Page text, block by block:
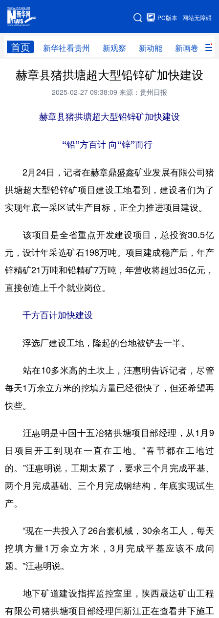
网站无障碍
PC版本
首页 新华社看贵州 新观察 新动能 新画卷
网站地图
新华社看贵州 新观察 新动能 新画卷
贵州领导 人事
访谈 直播
融媒联播 贵阳 遵义 安顺
六盘水 毕节 铜仁 黔东南
地方频道
北京 天津 河北 山西
浙江 安徽
山东 河南 湖北
多语种频道
English Español Français عربى
赫章县猪拱塘超大型铅锌矿加快建设
2025-02-27 09:38:09 来源：贵州日报
赫章县猪拱塘超大型铅锌矿加快建设
“铅”方百计 向“锌”而行
2月24日，记者在赫章鼎盛鑫矿业发展有限公司猪
拱塘超大型铅锌矿项目建设工地看到，建设者们为了
实现年底一采区试生产目标，正全力推进项目建设。
该项目是全省重点开发建设项目，总投资30.5亿
元，设计年采选矿石198万吨。项目建成稳产后，年产
锌精矿21万吨和铅精矿7万吨，年营收将超过35亿元，
直接创造上千个就业岗位。
千方百计加快建设
浮选厂建设工地，隆起的台地被铲去一半。
站在10多米高的土坎上，汪惠明告诉记者，尽管
每天1万余立方米的挖填方量已经很快了，但还希望再
快些。
汪惠明是中国十五冶猪拱塘项目部经理，从1月9
日项目开工到现在一直在工地。“春节都在工地过
的。”汪惠明说，工期太紧了，要求三个月完成平基、
两个月完成基础、三个月完成钢结构，年底实现试生
产。
“现在一共投入了26台套机械，30余名工人，每天
挖填方量1万余立方米，3月完成平基应该不成问
题。”汪惠明说。
地下矿道建设指挥监控室里，陕西晟达矿山工程
有限公司猪拱塘项目部经理闫新江正在查看井下施工